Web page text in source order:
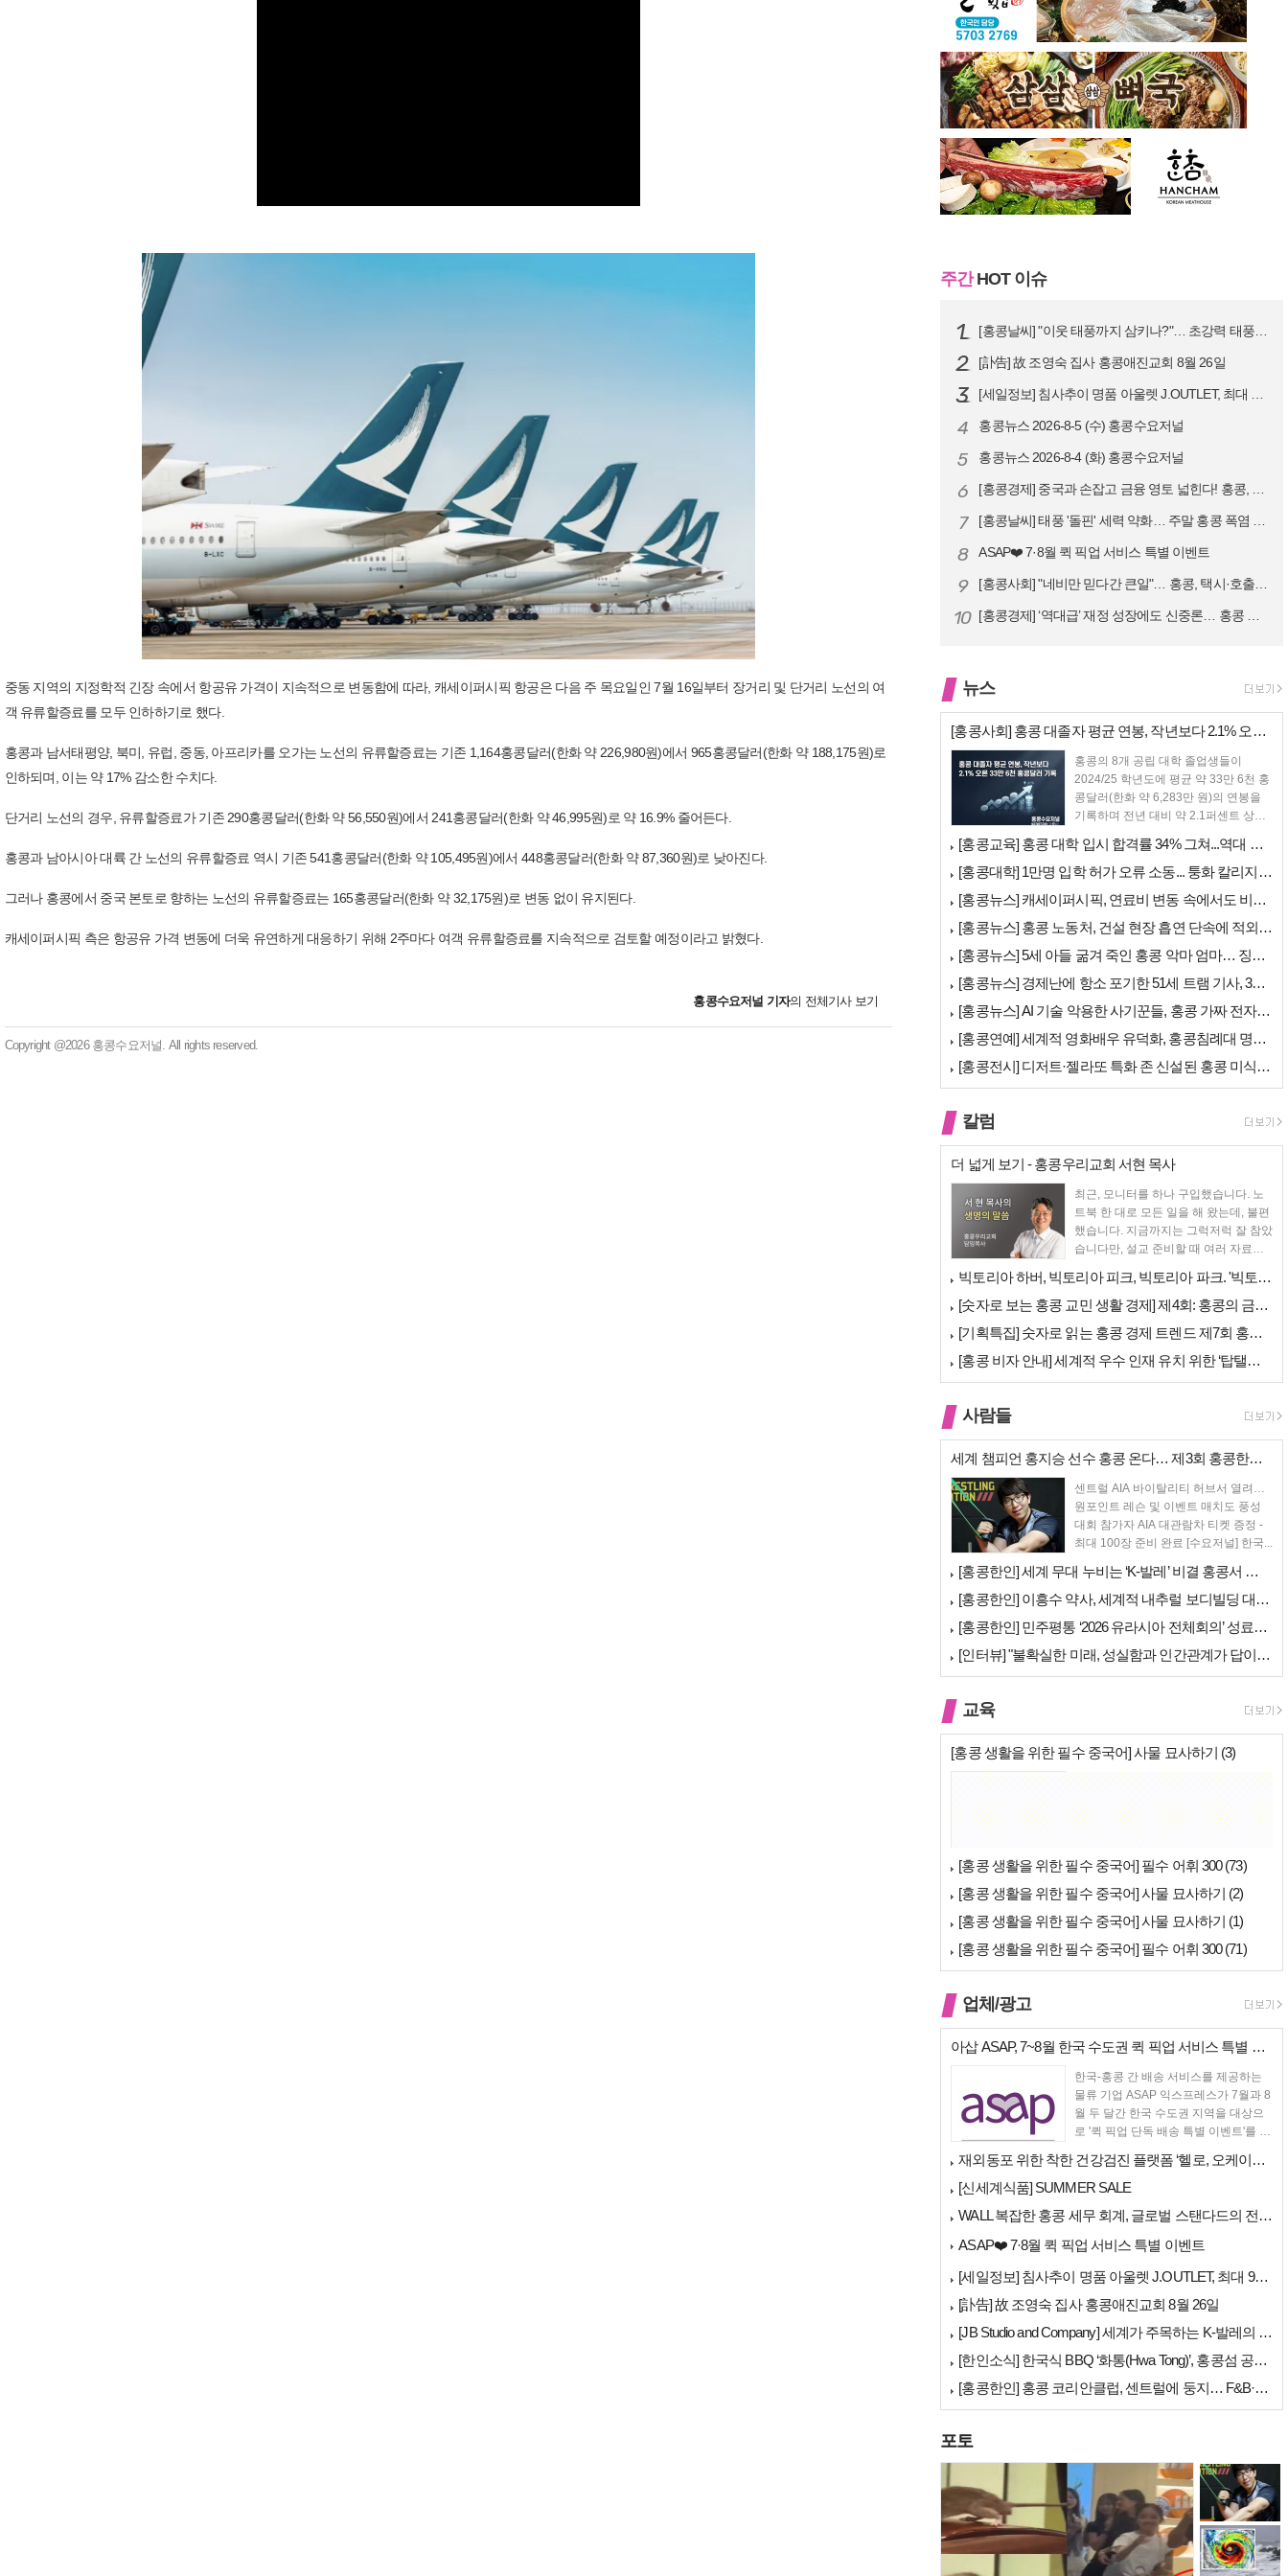
중동 지역의 지정학적 긴장 속에서 항공유 가격이 지속적으로 변동함에 따라, 캐세이퍼시픽 항공은 다음 주 목요일인 7월 16일부터 장거리 및 단거리 노선의 여
객 유류할증료를 모두 인하하기로 했다.
홍콩과 남서태평양, 북미, 유럽, 중동, 아프리카를 오가는 노선의 유류할증료는 기존 1,164홍콩달러(한화 약 226,980원)에서 965홍콩달러(한화 약 188,175원)로
인하되며, 이는 약 17% 감소한 수치다.
단거리 노선의 경우, 유류할증료가 기존 290홍콩달러(한화 약 56,550원)에서 241홍콩달러(한화 약 46,995원)로 약 16.9% 줄어든다.
홍콩과 남아시아 대륙 간 노선의 유류할증료 역시 기존 541홍콩달러(한화 약 105,495원)에서 448홍콩달러(한화 약 87,360원)로 낮아진다.
그러나 홍콩에서 중국 본토로 향하는 노선의 유류할증료는 165홍콩달러(한화 약 32,175원)로 변동 없이 유지된다.
캐세이퍼시픽 측은 항공유 가격 변동에 더욱 유연하게 대응하기 위해 2주마다 여객 유류할증료를 지속적으로 검토할 예정이라고 밝혔다.
홍콩수요저널 기자의 전체기사 보기
Copyright @2026 홍콩수요저널. All rights reserved.
주간HOT 이슈
[홍콩날씨] "이웃 태풍까지 삼키나?"… 초강력 태풍 '돌핀' 세력 재확…
[訃告] 故 조영숙 집사 홍콩애진교회 8월 26일
[세일정보] 침사추이 명품 아울렛 J.OUTLET, 최대 90% 빅 세일…
4 홍콩뉴스 2026-8-5 (수) 홍콩수요저널
5 홍콩뉴스 2026-8-4 (화) 홍콩수요저널
6 [홍콩경제] 중국과 손잡고 금융 영토 넓힌다! 홍콩, 10대 신규 정책 …
7 [홍콩날씨] 태풍 '돌핀' 세력 약화… 주말 홍콩 폭염 예고
8 ASAP❤️ 7·8월 퀵 픽업 서비스 특별 이벤트
9 [홍콩사회] "네비만 믿다간 큰일"… 홍콩, 택시·호출차 통합 시험 도입…
10 [홍콩경제] ‘역대급’ 재정 성장에도 신중론… 홍콩 GDP 전망 상향 속…
뉴스
[홍콩사회] 홍콩 대졸자 평균 연봉, 작년보다 2.1% 오른 33만 6천…
홍콩의 8개 공립 대학 졸업생들이
2024/25 학년도에 평균 약 33만 6천 홍
콩달러(한화 약 6,283만 원)의 연봉을
기록하며 전년 대비 약 2.1퍼센트 상승
[홍콩교육] 홍콩 대학 입시 합격률 34% 그쳐...역대 최저
[홍콩대학] 1만명 입학 허가 오류 소동... 퉁화 칼리지 공식 사과
[홍콩뉴스] 캐세이퍼시픽, 연료비 변동 속에서도 비용 절감 위한 감편 계…
[홍콩뉴스] 홍콩 노동처, 건설 현장 흡연 단속에 적외선 드론 투입 검토
[홍콩뉴스] 5세 아들 굶겨 죽인 홍콩 악마 엄마… 징역 22년 중형 선…
[홍콩뉴스] 경제난에 항소 포기한 51세 트램 기사, 3세 여아 치사 혐…
[홍콩뉴스] AI 기술 악용한 사기꾼들, 홍콩 가짜 전자 비자 사이트 극…
[홍콩연예] 세계적 영화배우 유덕화, 홍콩침례대 명예 박사 학위 받는다
[홍콩전시] 디저트·젤라또 특화 존 신설된 홍콩 미식 박람회 다음주 개막
칼럼
더 넓게 보기 - 홍콩우리교회 서현 목사
최근, 모니터를 하나 구입했습니다. 노
트북 한 대로 모든 일을 해 왔는데, 불편
했습니다. 지금까지는 그럭저럭 잘 참았
습니다만, 설교 준비할 때 여러 자료를
빅토리아 하버, 빅토리아 피크, 빅토리아 파크. '빅토리아’의 이름은 어…
[숫자로 보는 홍콩 교민 생활 경제] 제4회: 홍콩의 금융 — 지표 및 …
[기획특집] 숫자로 읽는 홍콩 경제 트렌드 제7회 홍콩 문화·창의 산업…
[홍콩 비자 안내] 세계적 우수 인재 유치 위한 ‘탑탤런트 비자(TTPS…
사람들
세계 챔피언 홍지승 선수 홍콩 온다… 제3회 홍콩한인팔씨름대회 9월 12…
센트럴 AIA 바이탈리티 허브서 열려…
원포인트 레슨 및 이벤트 매치도 풍성
대회 참가자 AIA 대관람차 티켓 증정 -
최대 100장 준비 완료 [수요저널] 한국...
[홍콩한인] 세계 무대 누비는 ‘K-발레’ 비결 홍콩서 연다… 정발레스튜…
[홍콩한인] 이흥수 약사, 세계적 내추럴 보디빌딩 대회 WNBF 홍콩서 …
[홍콩한인] 민주평통 ‘2026 유라시아 전체회의’ 성료… 이재명 대통령…
[인터뷰] "불확실한 미래, 성실함과 인간관계가 답이다"… 최강욱 한은 …
교육
[홍콩 생활을 위한 필수 중국어] 사물 묘사하기 (3)
푸통화 광동어
[홍콩 생활을 위한 필수 중국어] 필수 어휘 300 (73)
[홍콩 생활을 위한 필수 중국어] 사물 묘사하기 (2)
[홍콩 생활을 위한 필수 중국어] 사물 묘사하기 (1)
[홍콩 생활을 위한 필수 중국어] 필수 어휘 300 (71)
업체/광고
아삽 ASAP, 7~8월 한국 수도권 퀵 픽업 서비스 특별 프로모션 실시
한국-홍콩 간 배송 서비스를 제공하는
물류 기업 ASAP 익스프레스가 7월과 8
월 두 달간 한국 수도권 지역을 대상으
로 '퀵 픽업 단독 배송 특별 이벤트'를 진
재외동포 위한 착한 건강검진 플랫폼 ‘헬로, 오케이검진’ 서비스 개시
[신세계식품] SUMMER SALE
WALL 복잡한 홍콩 세무 회계, 글로벌 스탠다드의 전문가들이 답을 드립…
ASAP❤️ 7·8월 퀵 픽업 서비스 특별 이벤트
[세일정보] 침사추이 명품 아울렛 J.OUTLET, 최대 90% 빅 세일…
[訃告] 故 조영숙 집사 홍콩애진교회 8월 26일
[JB Studio and Company] 세계가 주목하는 K-발레의 비…
[한인소식] 한국식 BBQ ‘화통(Hwa Tong)’, 홍콩섬 공략 본격…
[홍콩한인] 홍콩 코리안클럽, 센트럴에 둥지… F&B·아트갤러리 명칭 공…
포토
세계 챔피언 홍지승…
[홍콩날씨] "이웃…